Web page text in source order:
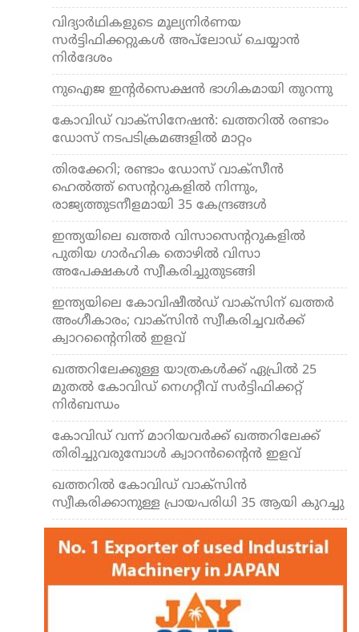
വിദ്യാര്‍ഥികളുടെ മൂല്യനിര്‍ണയ
സര്‍ട്ടിഫിക്കറ്റുകള്‍ അപ്‌ലോഡ് ചെയ്യാന്‍
നിര്‍ദേശം
നുഐജ ഇന്റര്‍സെക്ഷന്‍ ഭാഗികമായി തുറന്നു
കോവിഡ് വാക്‌സിനേഷന്‍: ഖത്തറില്‍ രണ്ടാം
ഡോസ് നടപടിക്രമങ്ങളില്‍ മാറ്റം
തിരക്കേറി; രണ്ടാം ഡോസ് വാക്‌സീന്‍
ഹെല്‍ത്ത് സെന്ററുകളില്‍ നിന്നും,
രാജ്യത്തുടനീളമായി 35 കേന്ദ്രങ്ങള്‍
ഇന്ത്യയിലെ ഖത്തര്‍ വിസാസെന്ററുകളില്‍
പുതിയ ഗാര്‍ഹിക തൊഴില്‍ വിസാ
അപേക്ഷകള്‍ സ്വീകരിച്ചുതുടങ്ങി
ഇന്ത്യയിലെ കോവിഷീല്‍ഡ് വാക്‌സിന് ഖത്തര്‍
അംഗീകാരം; വാക്‌സിന്‍ സ്വീകരിച്ചവര്‍ക്ക്
ക്വാറന്റൈനില്‍ ഇളവ്
ഖത്തറിലേക്കുള്ള യാത്രകള്‍ക്ക് ഏപ്രില്‍ 25
മുതല്‍ കോവിഡ് നെഗറ്റീവ് സര്‍ട്ടിഫിക്കറ്റ്
നിര്‍ബന്ധം
കോവിഡ് വന്ന് മാറിയവര്‍ക്ക് ഖത്തറിലേക്ക്
തിരിച്ചുവരുമ്പോള്‍ ക്വാറന്‍ന്റൈന്‍ ഇളവ്
ഖത്തറില്‍ കോവിഡ് വാക്‌സിന്‍
സ്വീകരിക്കാനുള്ള പ്രായപരിധി 35 ആയി കുറച്ചു